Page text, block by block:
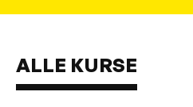
ALLE KURSE